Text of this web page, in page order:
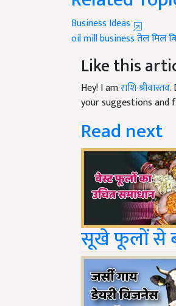
Business Ideas
oil mill businessतेल मिल
Like this
Hey! I amराशि श्रीवास्तव.
your suggestions and
Read next
सूखे फूलों से